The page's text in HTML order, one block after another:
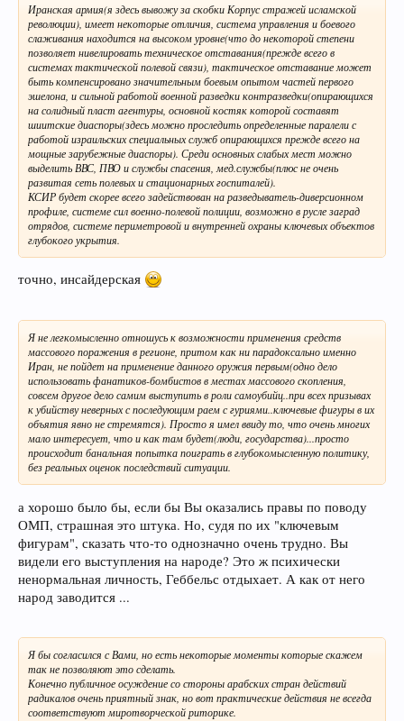
Иранская армия(я здесь вывожу за скобки Корпус стражей исламской
революции), имеет некоторые отличия, система управления и боевого
слаживания находится на высоком уровне(что до некоторой степени
позволяет нивелировать техническое отставания(прежде всего в
системах тактической полевой связи), тактическое отставание может
быть компенсировано значительным боевым опытом частей первого
эшелона, и сильной работой военной разведки контразведки(опирающихся
на солидный пласт агентуры, основной костяк которой составят
шиитские диаспоры(здесь можно проследить определенные паралели с
работой израильских специальных служб опирающихся прежде всего на
мощные зарубежные диаспоры). Среди основных слабых мест можно
выделить ВВС, ПВО и службы спасения, мед.службы(плюс не очень
развитая сеть полевых и стационарных госпиталей).
КСИР будет скорее всего задействован на разведыватель-диверсионном
профиле, системе сил военно-полевой полиции, возможно в русле заград
отрядов, системе периметровой и внутренней охраны ключевых объектов
глубокого укрытия.
точно, инсайдерская
Я не легкомысленно отношусь к возможности применения средств
массового поражения в регионе, притом как ни парадоксально именно
Иран, не пойдет на применение данного оружия первым(одно дело
использовать фанатиков-бомбистов в местах массового скопления,
совсем другое дело самим выступить в роли самоубийц..при всех призывах
к убийству неверных с последующим раем с гуриями..ключевые фигуры в их
объятия явно не стремятся). Просто я имел ввиду то, что очень многих
мало интересует, что и как там будет(люди, государства)...просто
происходит банальная попытка поиграть в глубокомысленную политику,
без реальных оценок последствий ситуации.
а хорошо было бы, если бы Вы оказались правы по поводу
ОМП, страшная это штука. Но, судя по их "ключевым
фигурам", сказать что-то однозначно очень трудно. Вы
видели его выступления на народе? Это ж психически
ненормальная личность, Геббельс отдыхает. А как от него
народ заводится ...
Я бы согласился с Вами, но есть некоторые моменты которые скажем
так не позволяют это сделать.
Конечно публичное осуждение со стороны арабских стран действий
радикалов очень приятный знак, но вот практические действия не всегда
соответствуют миротворческой риторике.